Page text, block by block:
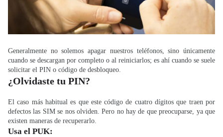
Generalmente no solemos apagar nuestros teléfonos, sino únicamente
cuando se descargan por completo o al reiniciarlos; es ahí cuando se suele
solicitar el PIN o código de desbloqueo.
¿Olvidaste tu PIN?
El caso más habitual es que este código de cuatro dígitos que traen por
defectos las SIM se nos olviden. Pero no hay de que preocuparse, ya que
existen maneras de recuperarlo.
Usa el PUK: